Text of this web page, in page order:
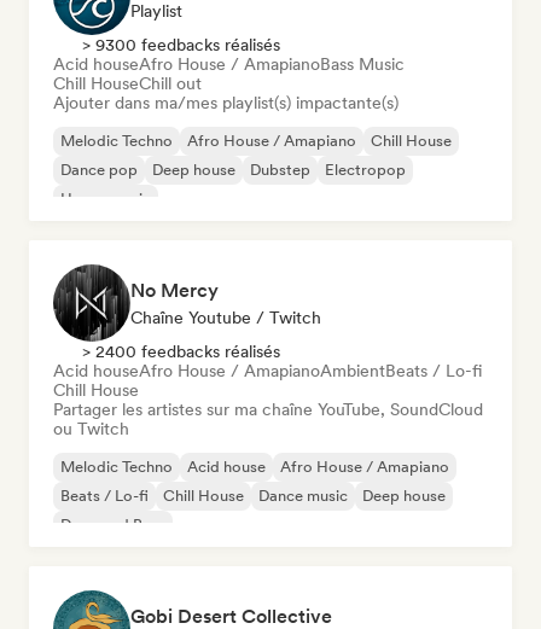
Playlist
> 9300 feedbacks réalisés
Acid houseAfro House / AmapianoBass Music
Chill HouseChill out
Ajouter dans ma/mes playlist(s) impactante(s)
Melodic Techno Afro House / Amapiano
Chill House
Dance pop
Deep house Dubstep
Electropop
House music
No Mercy
Chaîne Youtube / Twitch
> 2400 feedbacks réalisés
Acid houseAfro House / AmapianoAmbientBeats / Lo-fi
Chill House
Partager les artistes sur ma chaîne YouTube, SoundCloud
ou Twitch
Melodic Techno Acid house
Afro House / Amapiano
Beats / Lo-fi
Chill House Dance music
Deep house
Drum and Bass
Gobi Desert Collective